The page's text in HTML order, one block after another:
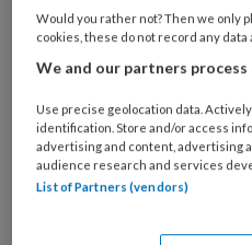
voor verzorgenden
TVV is dé vaktitel voor
Vanaf nu is het ook
abonneren. Een online
abonnement kost
Would you rather not? Then we only
cookies, these do not record any data
We and our partners
Use precise geolocation data.
identification. Store and/or access
advertising and content, advertising
audience research and services
List of Partners (vendors)